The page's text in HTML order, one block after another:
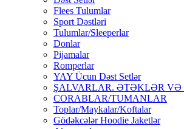
Flees Tulumlar
Sport Dəstləri
Tulumlar/Sleeperlar
Donlar
Pijamalar
Romperlar
YAY Ücun Dəst Setlər
ŞALVARLAR. ƏTƏKLƏR VƏ
CORABLAR/TUMANLAR
Toplar/Maykalar/Koftalar
Gödəkcələr Hoodie Jaketlər